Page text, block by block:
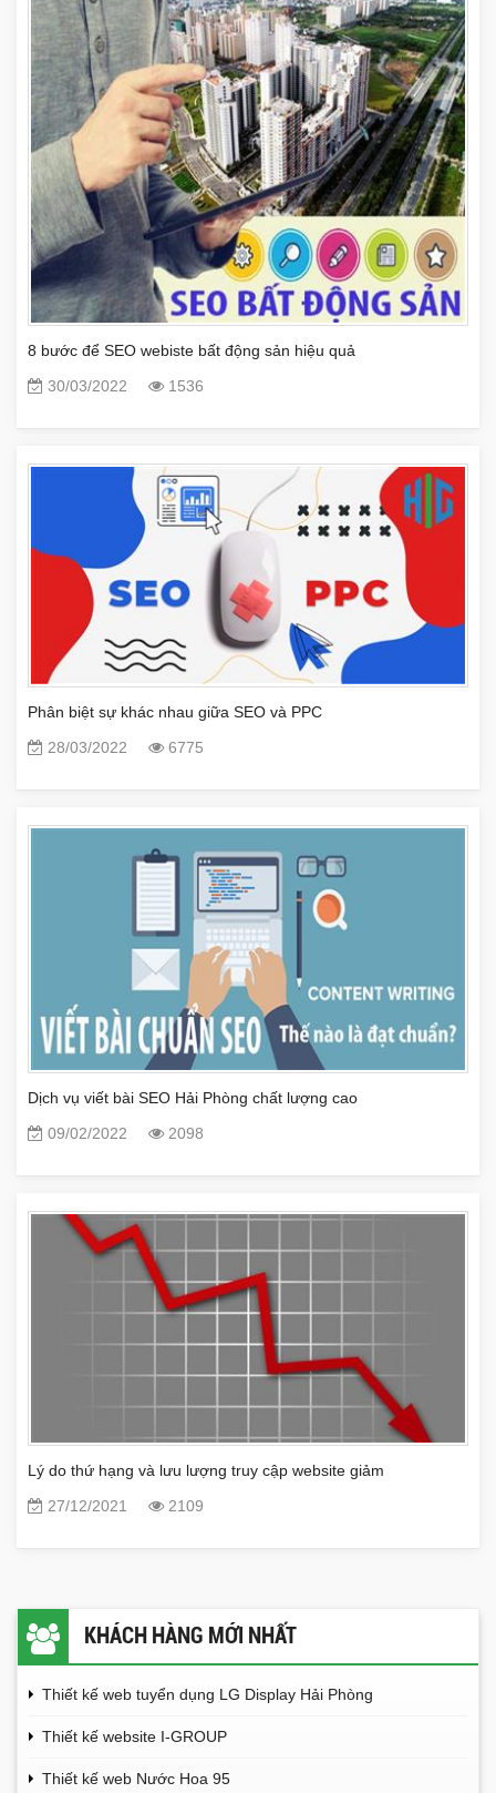
8 bước để SEO webiste bất động sản hiệu quả
30/03/2022
1536
Phân biệt sự khác nhau giữa SEO và PPC
28/03/2022
6775
Dịch vụ viết bài SEO Hải Phòng chất lượng cao
09/02/2022
2098
Lý do thứ hạng và lưu lượng truy cập website giảm
27/12/2021
2109
KHÁCH HÀNG MỚI NHẤT
Thiết kế web tuyển dụng LG Display Hải Phòng
Thiết kế website I-GROUP
Thiết kế web Nước Hoa 95